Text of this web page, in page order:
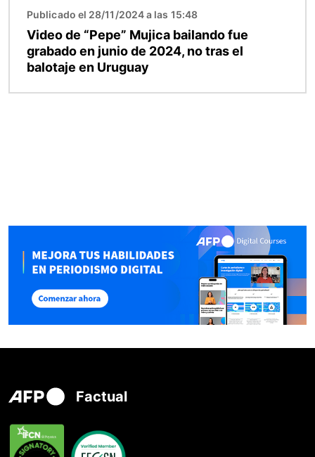
Publicado el 28/11/2024 a las 15:48
Video de “Pepe” Mujica bailando fue
grabado en junio de 2024, no tras el
balotaje en Uruguay
Factual